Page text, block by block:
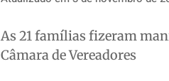
As 21 famílias fizeram
Câmara de Vereadores